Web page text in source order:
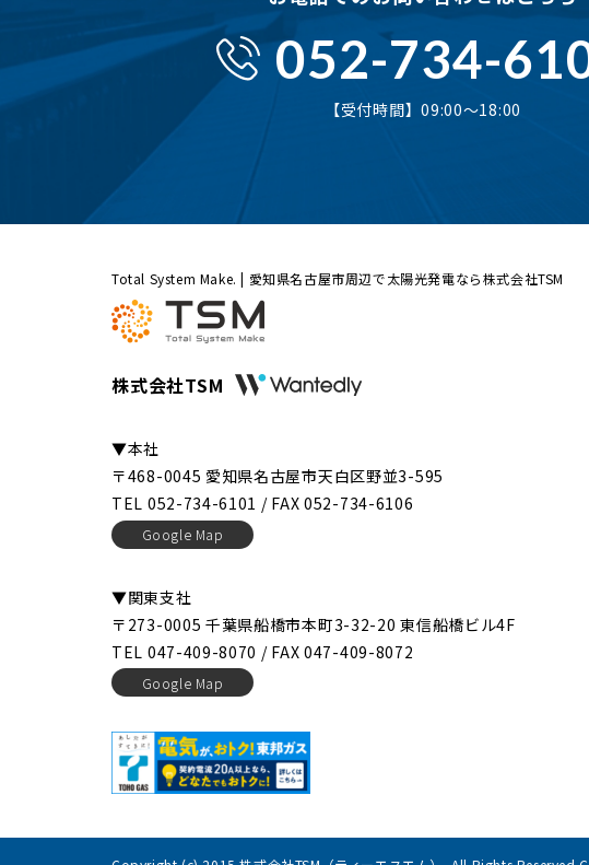
052-734-
【受付時間】09:00〜18:00
Total System Make. | 愛知県名古屋市周辺で太陽光発電なら株式会社TSM
株式会社TSM
▼本社
〒468-0045 愛知県名古屋市天白区野並3-595
TEL 052-734-6101 / FAX 052-734-6106
Google Map
▼関東支社
〒273-0005 千葉県船橋市本町3-32-20 東信船橋ビル4F
TEL 047-409-8070 / FAX 047-409-8072
Google Map